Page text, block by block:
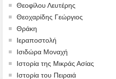
Θεοφίλου Λευτέρης
Θεοχαρίδης Γεώργιος
Θράκη
Ιεραποστολή
Ισιδώρα Μοναχή
Ιστορία της Μικράς Ασίας
Ιστορία του Πειραιά